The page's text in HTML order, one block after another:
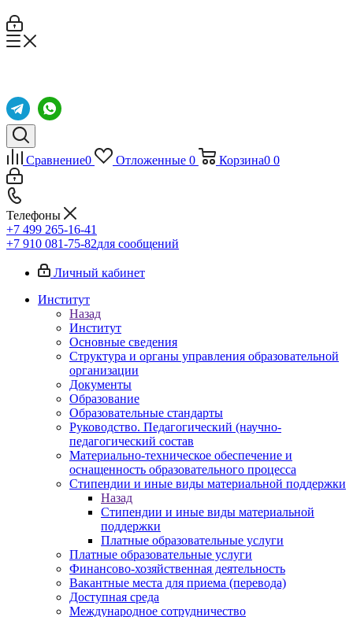
Сравнение0 Отложенные 0 Корзина0 0
Телефоны
+7 499 265-16-41
+7 910 081-75-82для сообщений
Личный кабинет
Институт
Назад
Институт
Основные сведения
Структура и органы управления образовательной
организации
Документы
Образование
Образовательные стандарты
Руководство. Педагогический (научно-
педагогический состав
Материально-техническое обеспечение и
оснащенность образовательного процесса
Стипендии и иные виды материальной поддержки
Назад
Стипендии и иные виды материальной
поддержки
Платные образовательные услуги
Платные образовательные услуги
Финансово-хозяйственная деятельность
Вакантные места для приема (перевода)
Доступная среда
Международное сотрудничество